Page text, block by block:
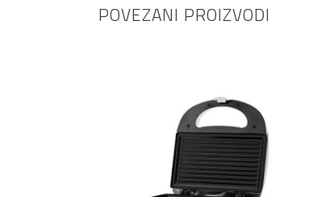
POVEZANI PROIZVODI